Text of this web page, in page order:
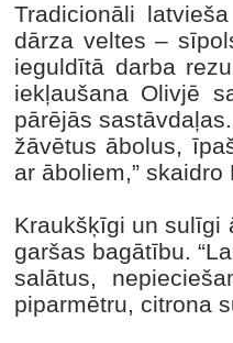
Tradicionāli
dārza veltes –
ieguldītā darba
iekļaušana Olivjē
pārējās
žāvētus ābolus,
ar āboliem,”
Kraukšķīgi un sulīgi
garšas bagātību.
salātus,
piparmētru, citrona